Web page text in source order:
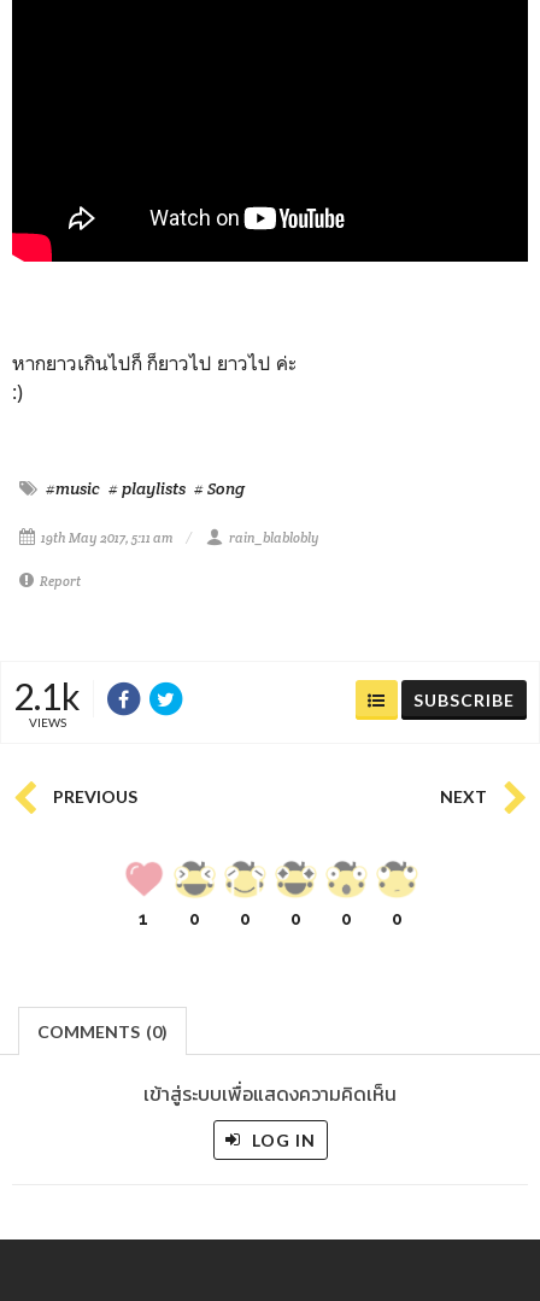
หากยาวเกินไปก็ ก็ยาวไป ยาวไป ค่ะ
:)
#music # playlists # Song
19th May 2017, 5:11 am rain_blablobly
Report
2.1k
VIEWS
SUBSCRIBE
PREVIOUS NEXT
1 0 0 0 0 0
COMMENTS (0)
เข้าสู่ระบบเพื่อแสดงความคิดเห็น
LOG IN